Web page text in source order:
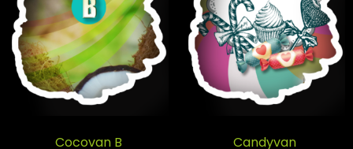
Cocovan B Candyvan